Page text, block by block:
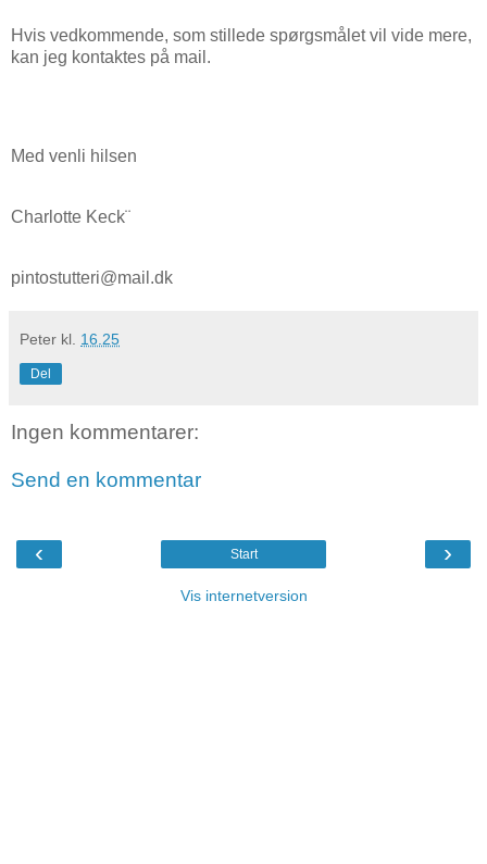
Hvis vedkommende, som stillede spørgsmålet vil vide mere,
kan jeg kontaktes på mail.
Med venli hilsen
Charlotte Keck¨
pintostutteri@mail.dk
Peter kl. 16.25
Del
Ingen kommentarer:
Send en kommentar
‹ ›
Start
Vis internetversion